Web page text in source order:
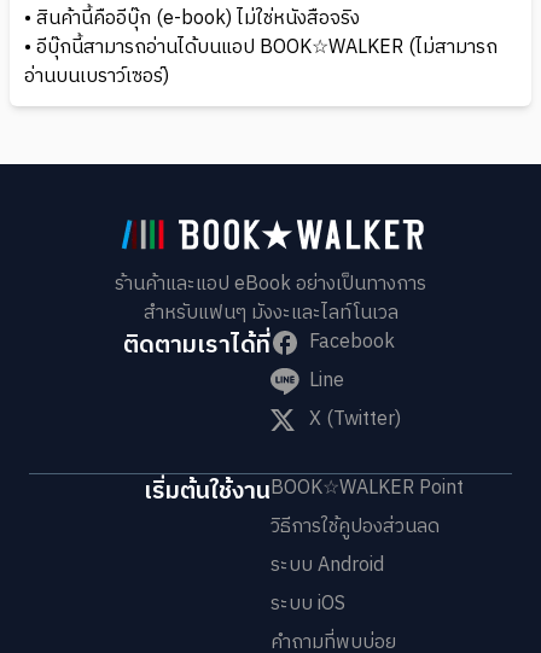
• สินค้านี้คืออีบุ๊ก (e-book) ไม่ใช่หนังสือจริง
• อีบุ๊กนี้สามารถอ่านได้บนแอป BOOK☆WALKER (ไม่สามารถ
อ่านบนเบราว์เซอร์)
ร้านค้าและแอป eBook อย่างเป็นทางการ
สำหรับแฟนๆ มังงะและไลท์โนเวล
ติดตามเราได้ที่
Facebook
Line
X (Twitter)
เริ่มต้นใช้งานBOOK☆WALKER Point
วิธีการใช้คูปองส่วนลด
ระบบ Android
ระบบ iOS
คำถามที่พบบ่อย